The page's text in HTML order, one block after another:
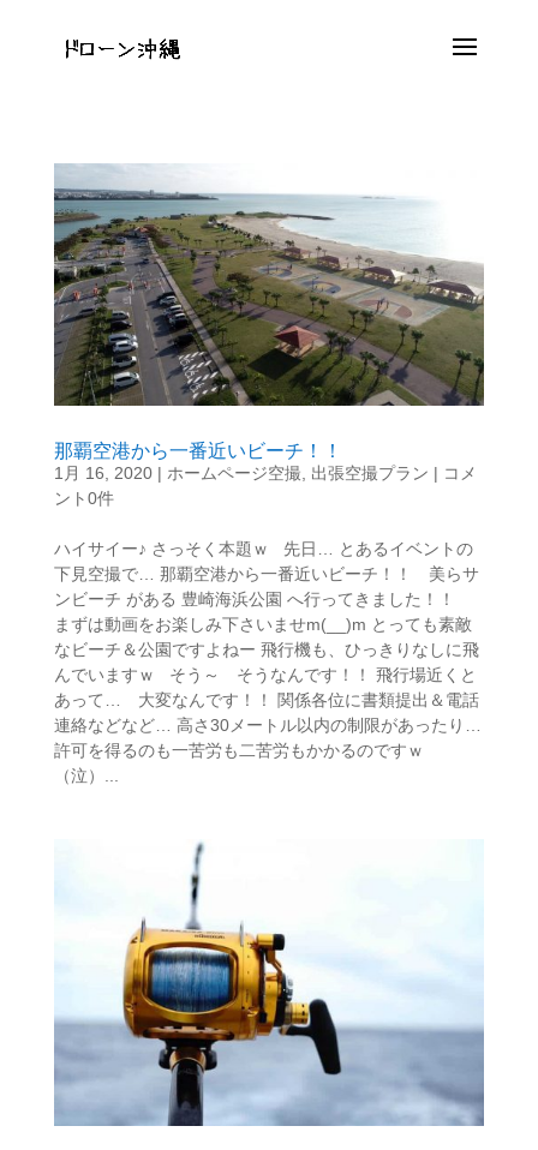
那覇空港から一番近いビーチ！！
1月 16, 2020| ホームページ空撮 出張空撮プラン | コメ
ント0件
ハイサイー♪ さっそく本題ｗ 先日… とあるイベントの
下見空撮で… 那覇空港から一番近いビーチ！！ 美らサ
ンビーチ がある 豊崎海浜公園 へ行ってきました！！
まずは動画をお楽しみ下さいませm(__)m とっても素敵
なビーチ＆公園ですよねー 飛行機も、ひっきりなしに飛
んでいますｗ そう～ そうなんです！！ 飛行場近くと
あって… 大変なんです！！ 関係各位に書類提出＆電話
連絡などなど… 高さ30メートル以内の制限があったり…
許可を得るのも一苦労も二苦労もかかるのですｗ
（泣）...